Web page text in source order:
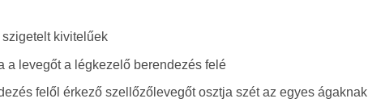
kivitelűek
a levegőt a légkezelő berendezés felé
felől érkező szellőzőlevegőt osztja szét az egyes ágaknak